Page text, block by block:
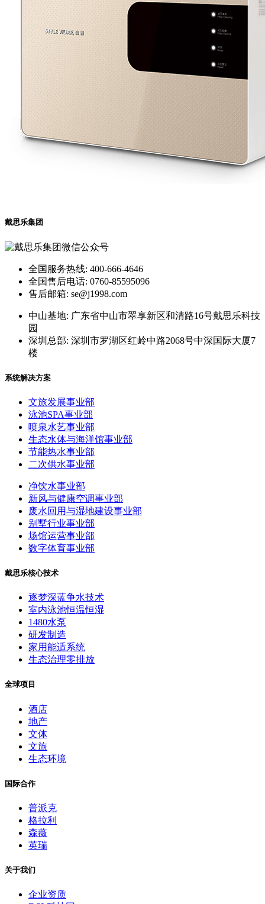
戴思乐集团
全国服务热线: 400-666-4646
全国售后电话: 0760-85595096
售后邮箱: se@j1998.com
中山基地: 广东省中山市翠享新区和清路16号戴思乐科技
园
深圳总部: 深圳市罗湖区红岭中路2068号中深国际大厦7
楼
系统解决方案
文旅发展事业部
泳池SPA事业部
喷泉水艺事业部
生态水体与海洋馆事业部
节能热水事业部
二次供水事业部
净饮水事业部
新风与健康空调事业部
废水回用与湿地建设事业部
别墅行业事业部
场馆运营事业部
数字体育事业部
戴思乐核心技术
逐梦深蓝争水技术
室内泳池恒温恒湿
1480水泵
研发制造
家用能适系统
生态治理零排放
全球项目
酒店
地产
文体
文旅
生态环境
国际合作
普派克
格拉利
森薇
英瑞
关于我们
企业资质